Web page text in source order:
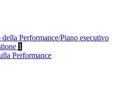
della Performance/Piano esecutivo
1
Performance